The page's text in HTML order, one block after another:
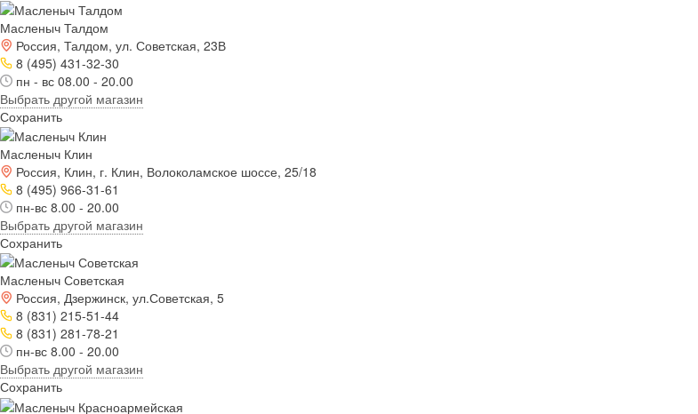
Масленыч Талдом
Россия, Талдом, ул. Советская, 23В
8 (495) 431-32-30
пн - вс 08.00 - 20.00
Выбрать другой магазин
Сохранить
Масленыч Клин
Россия, Клин, г. Клин, Волоколамское шоссе, 25/18
8 (495) 966-31-61
пн-вс 8.00 - 20.00
Выбрать другой магазин
Сохранить
Масленыч Советская
Россия, Дзержинск, ул.Советская, 5
8 (831) 215-51-44
8 (831) 281-78-21
пн-вс 8.00 - 20.00
Выбрать другой магазин
Сохранить